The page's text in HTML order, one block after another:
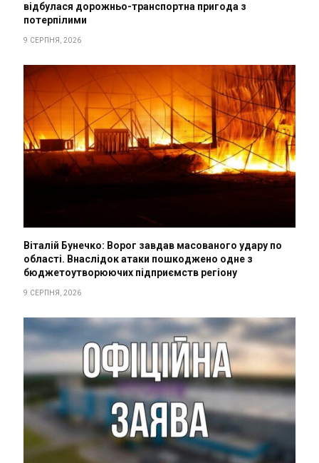
відбулася дорожньо-транспортна пригода з
потерпілими
9 СЕРПНЯ, 2026
Віталій Бунечко: Ворог завдав масованого удару по
області. Внаслідок атаки пошкоджено одне з
бюджетоутворюючих підприємств регіону
9 СЕРПНЯ, 2026